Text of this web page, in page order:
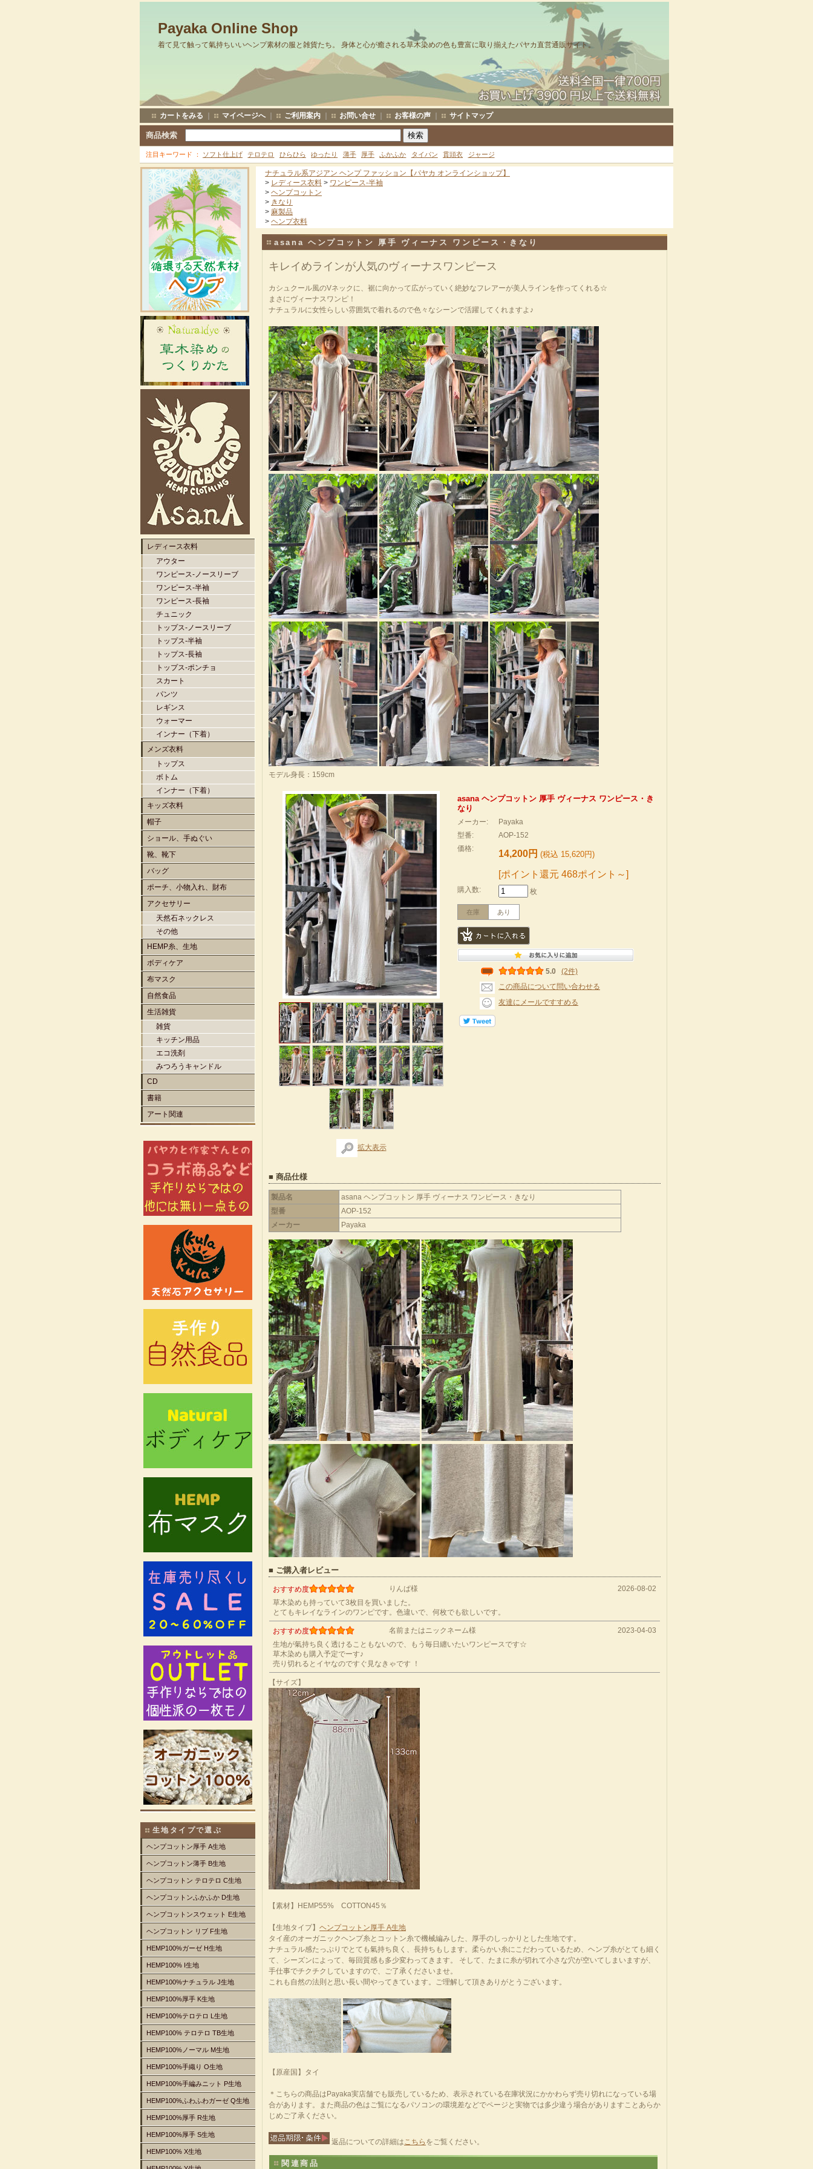
Payaka Online Shop
着て見て触って氣持ちいいヘンプ素材の服と雑貨たち。 身体と心が癒される草木染めの色も豊富に取り揃えたパヤカ直営通販サイト。
カートをみる マイページへ｜ ご利用案内 お問い合せ お客様の声 サイトマップ
商品検索
注目キーワード ソフト仕上げ テロテロ ひらひら ゆったり 薄手 厚手 ふかふか タイパン 貫頭衣 ジャージ
レディース衣料
アウター
ワンピース-ノースリーブ
ワンピース-半袖
ワンピース-長袖
チュニック
トップス-ノースリーブ
トップス-半袖
トップス-長袖
トップス-ポンチョ
スカート
パンツ
レギンス
ウォーマー
インナー（下着）
メンズ衣料
トップス
ボトム
インナー（下着）
キッズ衣料
帽子
ショール、手ぬぐい
靴、靴下
バッグ
ポーチ、小物入れ、財布
アクセサリー
天然石ネックレス
その他
HEMP糸、生地
ボディケア
布マスク
自然食品
生活雑貨
雑貨
キッチン用品
エコ洗剤
みつろうキャンドル
CD
書籍
アート関連
生地タイプで選ぶ
ヘンプコットン厚手 A生地
ヘンプコットン薄手 B生地
ヘンプコットン テロテロ C生地
ヘンプコットンふかふか D生地
ヘンプコットンスウェット E生地
ヘンプコットン リブ F生地
HEMP100%ガーゼ H生地
HEMP100% I生地
HEMP100%ナチュラル J生地
HEMP100%厚手 K生地
HEMP100%テロテロ L生地
HEMP100% テロテロ TB生地
HEMP100%ノーマル M生地
HEMP100%手織り O生地
HEMP100%手編みニット P生地
HEMP100%ふわふわガーゼ Q生地
HEMP100%厚手 R生地
HEMP100%厚手 S生地
HEMP100% X生地
ナチュラル系アジアン ヘンプ ファッション【パヤカ オンラインショップ】
> レディース衣料 > ワンピース-半袖
> ヘンプコットン
> きなり
> 麻製品
> ヘンプ衣料
asana ヘンプコットン 厚手 ヴィーナス ワンピース・きなり
キレイめラインが人気のヴィーナスワンピース
カシュクール風のVネックに、裾に向かって広がっていく絶妙なフレアーが美人ラインを作ってくれる☆
まさにヴィーナスワンピ！
ナチュラルに女性らしい雰囲気で着れるので色々なシーンで活躍してくれますよ♪
モデル身長：159cm
拡大表示
asana ヘンプコットン 厚手 ヴィーナス ワンピース・き
なり
メーカー:
Payaka
型番:
AOP-152
価格:
14,200円 (税込 15,620円)
[ポイント還元 468ポイント～]
購入数: 枚
在庫 あり
5.0
(2件)
この商品について問い合わせる
友達にメールですすめる
■ 商品仕様
製品名
asana ヘンプコットン 厚手 ヴィーナス ワンピース・きなり
型番
AOP-152
メーカー
Payaka
■ ご購入者レビュー
おすすめ度 りんぱ様
2026-08-02
草木染めも持っていて3枚目を買いました。
とてもキレイなラインのワンピです。色違いで、何枚でも欲しいです。
おすすめ度 名前またはニックネーム様
2023-04-03
生地が氣持ち良く透けることもないので、もう毎日纏いたいワンピースです☆
草木染めも購入予定でーす♪
売り切れるとイヤなのですぐ見なきゃです ！
【サイズ】
【素材】HEMP55% COTTON45％
【生地タイプ】 ヘンプコットン厚手 A生地
タイ産のオーガニックヘンプ糸とコットン糸で機械編みした、厚手のしっかりとした生地です。
ナチュラル感たっぷりでとても氣持ち良く、長持ちもします。柔らかい糸にこだわっているため、ヘンプ糸がとても細く
て、シーズンによって、毎回質感も多少変わってきます。 そして、たまに糸が切れて小さな穴が空いてしまいますが、
手仕事でチクチクしていますので、ご了承くださいませ。
これも自然の法則と思い長い間やってきています。ご理解して頂きありがとうございます。
【原産国】タイ
＊こちらの商品はPayaka実店舗でも販売しているため、表示されている在庫状況にかかわらず売り切れになっている場
合があります。また商品の色はご覧になるパソコンの環境差などでページと実物では多少違う場合がありますことあらか
じめご了承ください。
返品についての詳細はこちら をご覧ください。
関連商品